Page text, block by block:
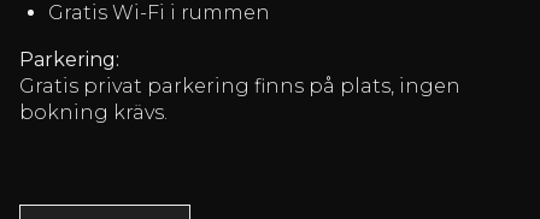
Gratis Wi-Fi i rummen
Parkering:
Gratis privat parkering finns på plats, ingen
bokning krävs.